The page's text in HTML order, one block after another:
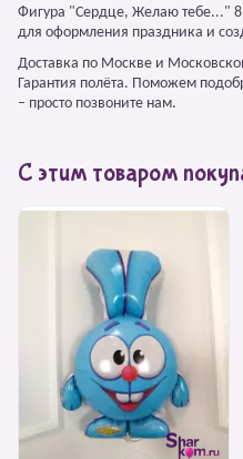
Фигура "Сердце, Желаю тебе..."
для оформления праздника и
Доставка по Москве и
Гарантия полёта. Поможем
– просто позвоните нам.
С этим товаром